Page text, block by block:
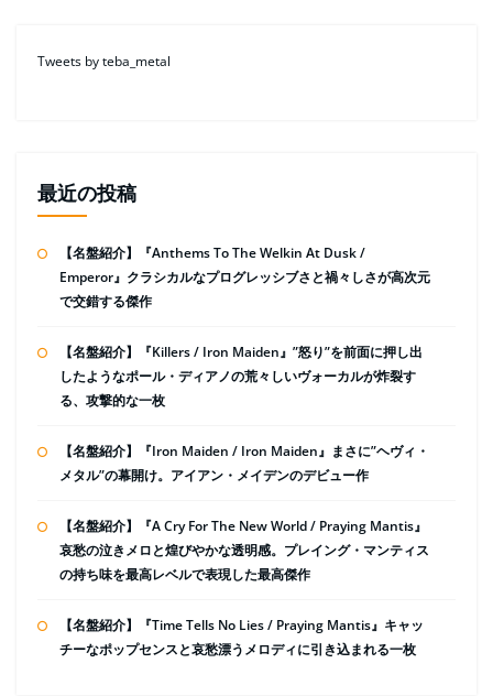
Tweets by teba_metal
最近の投稿
【名盤紹介】『Anthems To The Welkin At Dusk /
Emperor』クラシカルなプログレッシブさと禍々しさが高次元
で交錯する傑作
【名盤紹介】『Killers / Iron Maiden』”怒り”を前面に押し出
したようなポール・ディアノの荒々しいヴォーカルが炸裂す
る、攻撃的な一枚
【名盤紹介】『Iron Maiden / Iron Maiden』まさに”ヘヴィ・
メタル”の幕開け。アイアン・メイデンのデビュー作
【名盤紹介】『A Cry For The New World / Praying Mantis』
哀愁の泣きメロと煌びやかな透明感。プレイング・マンティス
の持ち味を最高レベルで表現した最高傑作
【名盤紹介】『Time Tells No Lies / Praying Mantis』キャッ
チーなポップセンスと哀愁漂うメロディに引き込まれる一枚